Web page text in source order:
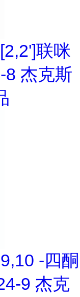
联咪
8 杰克斯
-四酮
9 杰克